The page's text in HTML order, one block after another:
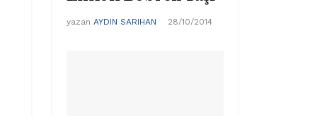
yazan AYDIN SARIHAN 28/10/2014